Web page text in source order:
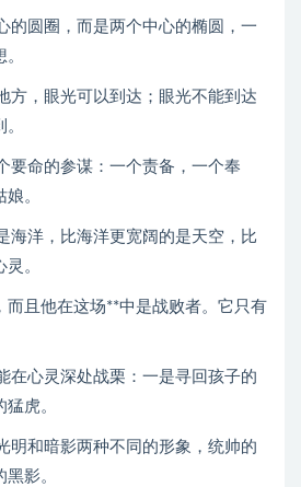
的圆圈，而是两个中心的椭圆，一
方，眼光可以到达；眼光不能到达
要命的参谋：一个责备，一个奉
。
海洋，比海洋更宽阔的是天空，比
。
而且他在这场**中是战败者。它只有
在心灵深处战栗：一是寻回孩子的
虎。
明和暗影两种不同的形象，统帅的
影。